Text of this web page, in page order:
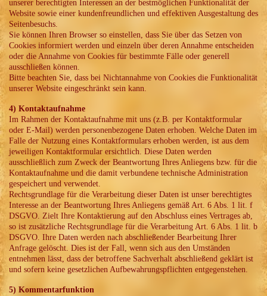
unserer berechtigten Interessen an der bestmöglichen Funktionalität der
Website sowie einer kundenfreundlichen und effektiven Ausgestaltung des
Seitenbesuchs.
Sie können Ihren Browser so einstellen, dass Sie über das Setzen von
Cookies informiert werden und einzeln über deren Annahme entscheiden
oder die Annahme von Cookies für bestimmte Fälle oder generell
ausschließen können.
Bitte beachten Sie, dass bei Nichtannahme von Cookies die Funktionalität
unserer Website eingeschränkt sein kann.
4) Kontaktaufnahme
Im Rahmen der Kontaktaufnahme mit uns (z.B. per Kontaktformular
oder E-Mail) werden personenbezogene Daten erhoben. Welche Daten im
Falle der Nutzung eines Kontaktformulars erhoben werden, ist aus dem
jeweiligen Kontaktformular ersichtlich. Diese Daten werden
ausschließlich zum Zweck der Beantwortung Ihres Anliegens bzw. für die
Kontaktaufnahme und die damit verbundene technische Administration
gespeichert und verwendet.
Rechtsgrundlage für die Verarbeitung dieser Daten ist unser berechtigtes
Interesse an der Beantwortung Ihres Anliegens gemäß Art. 6 Abs. 1 lit. f
DSGVO. Zielt Ihre Kontaktierung auf den Abschluss eines Vertrages ab,
so ist zusätzliche Rechtsgrundlage für die Verarbeitung Art. 6 Abs. 1 lit. b
DSGVO. Ihre Daten werden nach abschließender Bearbeitung Ihrer
Anfrage gelöscht. Dies ist der Fall, wenn sich aus den Umständen
entnehmen lässt, dass der betroffene Sachverhalt abschließend geklärt ist
und sofern keine gesetzlichen Aufbewahrungspflichten entgegenstehen.
5) Kommentarfunktion